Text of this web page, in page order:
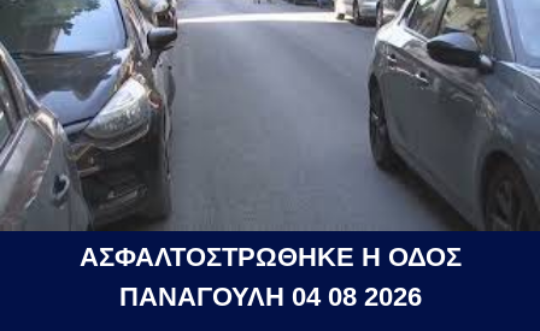
ΑΣΦΑΛΤΟΣΤΡΩΘΗΚΕ Η ΟΔΟΣ
ΠΑΝΑΓΟΥΛΗ 04 08 2026